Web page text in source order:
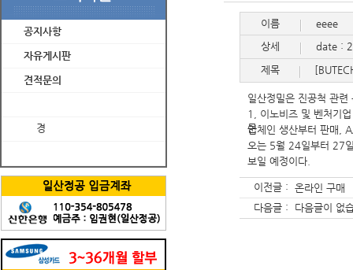
공지사항
자유게시판
견적문의
이름
eeee
상세
date :
제목
일산정밀은 진공척 관
1, 이노비즈 및 벤처기
업체인 생산부터 판매,
오는 5월 24일부터 27
보일 예정이다.
이전글 : 온라인 구매
다음글 : 다음글이 없